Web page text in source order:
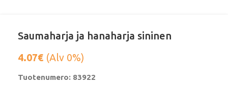
Saumaharja ja hanaharja sininen
4.07€ (Alv 0%)
Tuotenumero: 83922